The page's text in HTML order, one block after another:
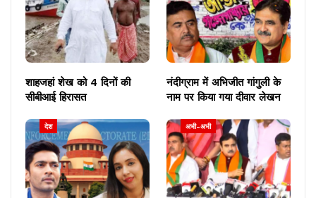
शाहजहां शेख को 4 दिनों की
सीबीआई हिरासत
नंदीग्राम में अभिजीत गांगुली के
नाम पर किया गया दीवार लेखन
देश अभी-अभी